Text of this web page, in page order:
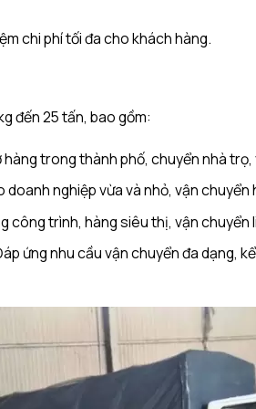
chi phí tối đa cho khách hàng.
đến 25 tấn, bao gồm:
trong thành phố, chuyển nhà trọ,
nghiệp vừa và nhỏ, vận chuyển
công trình, hàng siêu thị, vận chuyển
ứng nhu cầu vận chuyển đa dạng,